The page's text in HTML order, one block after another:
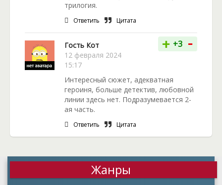
трилогия.
Ответить Цитата
Гость Кот
12 февраля 2024
15:17
+ +3 -
Интересный сюжет, адекватная
героиня, больше детектив, любовной
линии здесь нет. Подразумевается 2-
ая часть.
Ответить Цитата
Жанры